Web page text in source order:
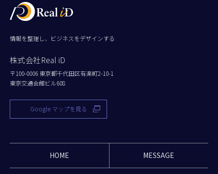
情報を整理し、ビジネスをデザインする
株式会社Real iD
〒100-0006 東京都千代田区有楽町2-10-1
東京交通会館ビル608
Google マップを見る
HOME MESSAGE